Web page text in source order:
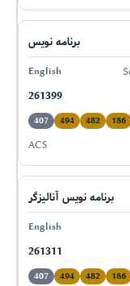
برنامه نویس
261399
186
482
494
407
ACS
برنامه نویس آنالیزگر
261311
186
482
494
407